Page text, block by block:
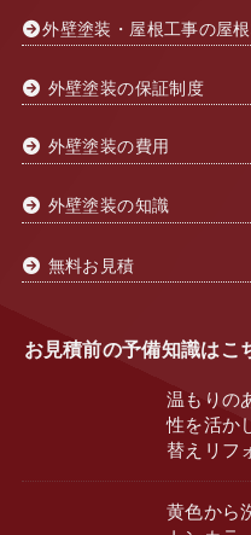
外壁塗装・屋根工事の屋
外壁塗装の保証制度
外壁塗装の費用
外壁塗装の知識
無料お見積
お見積前の予備知識はこ
温もりの
性を活か
替えリフ
黄色から